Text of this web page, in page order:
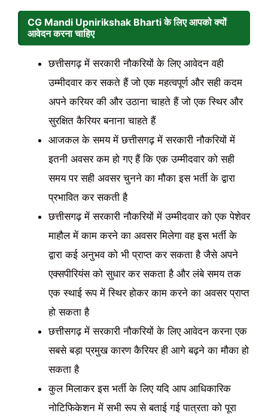
CG Mandi Upnirikshak Bhartiके लिए आपको क्यों
आवेदन करना चाहिए
छत्तीसगढ़ में सरकारी नौकरियों के लिए आवेदन वही
उम्मीदवार कर सकते हैं जो एक महत्वपूर्ण और सही कदम
अपने करियर की और उठाना चाहते हैं जो एक स्थिर और
सुरक्षित कैरियर बनाना चाहते हैं
आजकल के समय में छत्तीसगढ़ में सरकारी नौकरियों में
इतनी अवसर कम हो गए हैं कि एक उम्मीदवार को सही
समय पर सही अवसर चुनने का मौका इस भर्ती के द्वारा
प्रभावित कर सकती है
छत्तीसगढ़ में सरकारी नौकरियों में उम्मीदवार को एक पेशेवर
माहौल में काम करने का अवसर मिलेगा वह इस भर्ती के
द्वारा कई अनुभव को भी प्राप्त कर सकता है जैसे अपने
एक्सपीरियंस को सुधार कर सकता है और लंबे समय तक
एक स्थाई रूप में स्थिर होकर काम करने का अवसर प्राप्त
हो सकता है
छत्तीसगढ़ में सरकारी नौकरियों के लिए आवेदन करना एक
सबसे बड़ा प्रमुख कारण कैरियर ही आगे बढ़ने का मौका हो
सकता है
कुल मिलाकर इस भर्ती के लिए यदि आप आधिकारिक
नोटिफिकेशन में सभी रूप से बताई गई पात्रता को पूरा